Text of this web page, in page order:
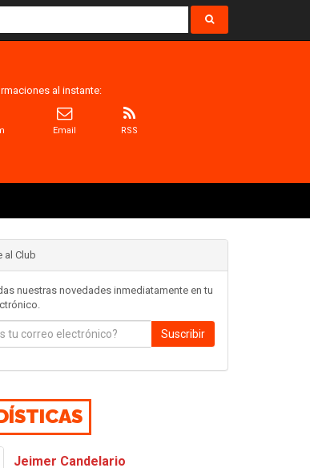
al instante:
Email RSS
al Club
nuestras novedades inmediatamente en tu
Suscribir
Jeimer Candelario